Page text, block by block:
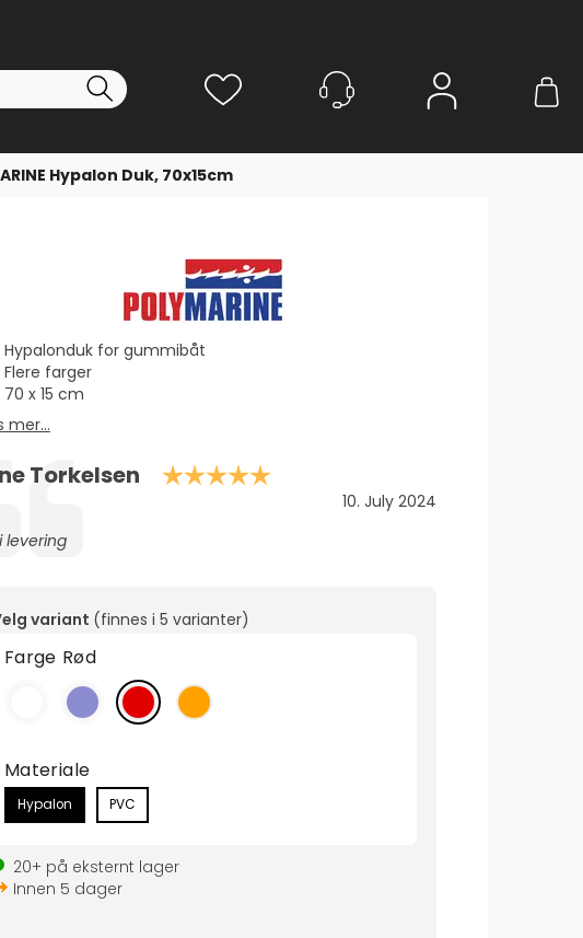
Hypalon Duk, 70x15cm
Hypalonduk for gummibåt
Flere farger
70 x 15 cm
mer...
Torkelsen Karakter: 5.0 av 5 mulige
Dato:
10. July 2024
levering
variant (finnes i 5 varianter)
Farge Rød
Materiale
Hypalon PVC
20+ på eksternt lager
Innen 5 dager